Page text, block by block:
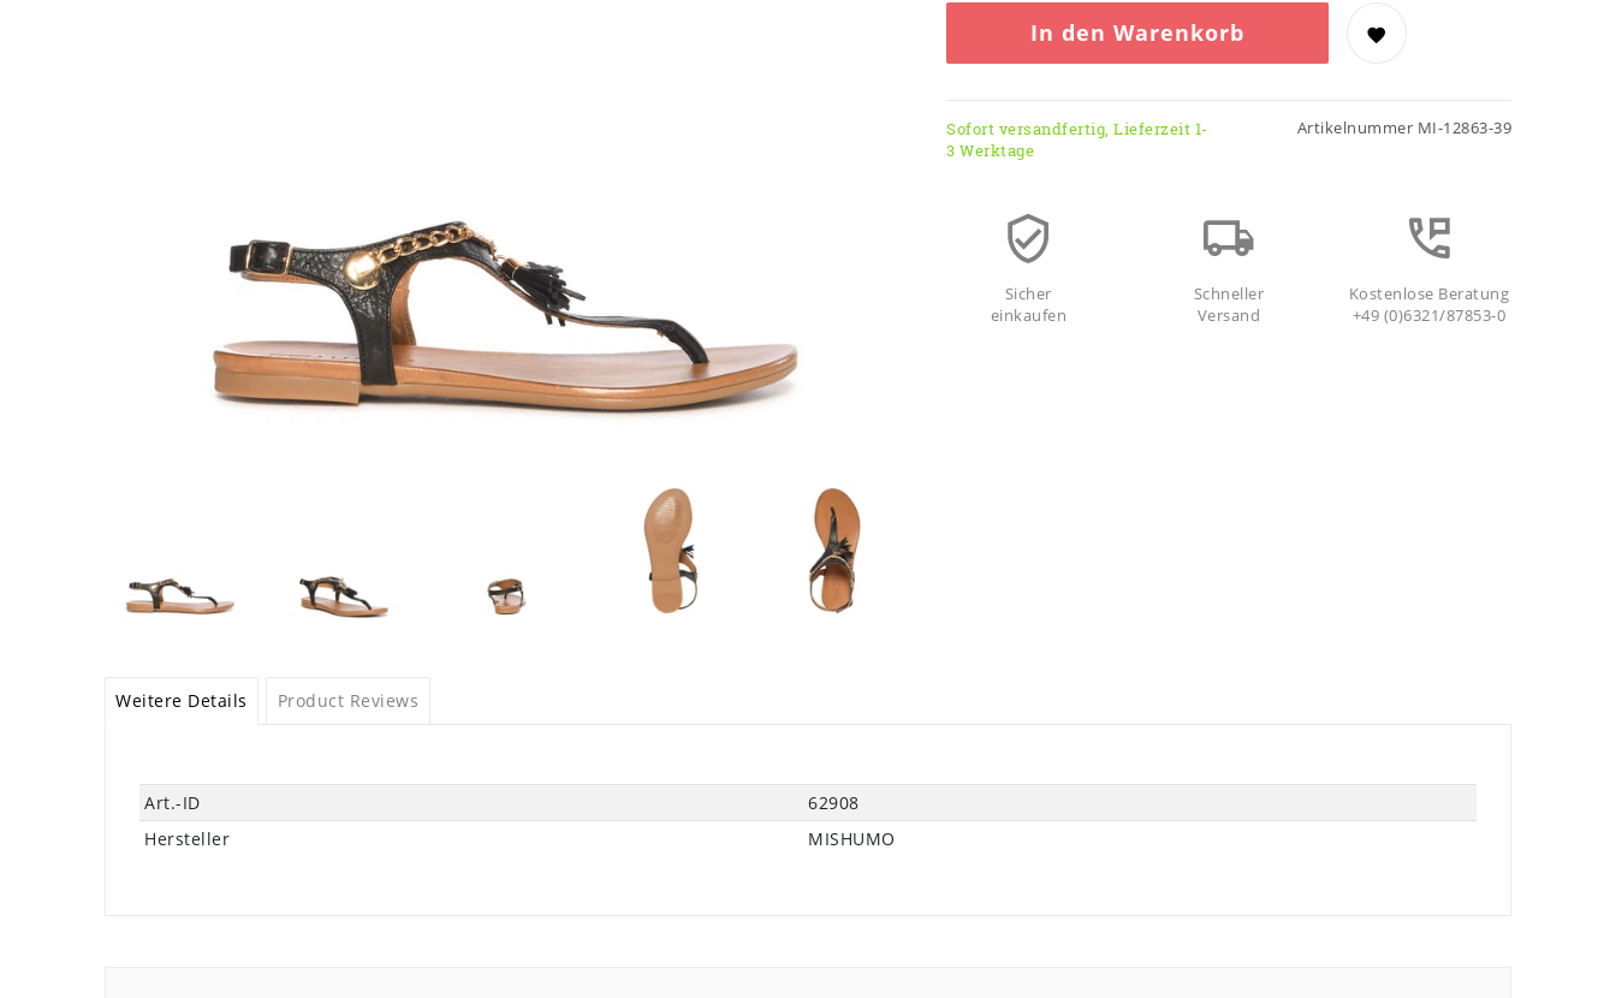
In den Warenkorb
Sofort versandfertig, Lieferzeit 1-
3 Werktage
Artikelnummer MI-12863-39
Sicher
einkaufen
Schneller
Versand
Kostenlose Beratung
+49 (0)6321/87853-0
Weitere Details Product Reviews
Technisches
Merkmal
Wert
Art.-ID
62908
Hersteller
MISHUMO